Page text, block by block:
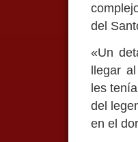
del
«Un
llegar
les
del
en el